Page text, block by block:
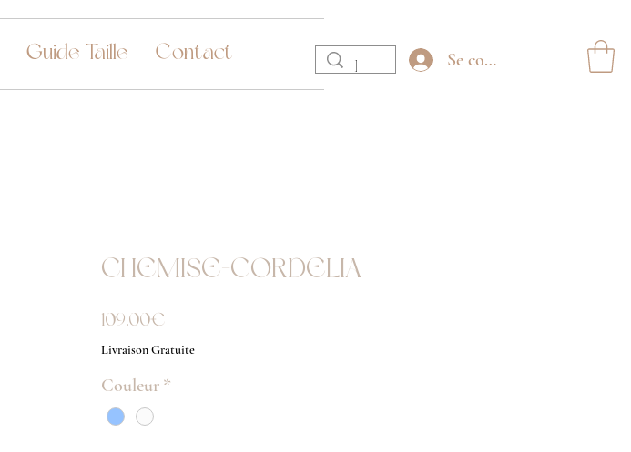
Guide Taille Contact Se connecter
CHEMISE-CORDELIA
109,00 €
Livraison Gratuite
Couleur *